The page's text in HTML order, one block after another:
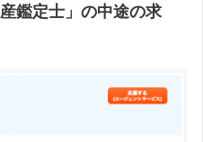
鑑定士」の中途の求